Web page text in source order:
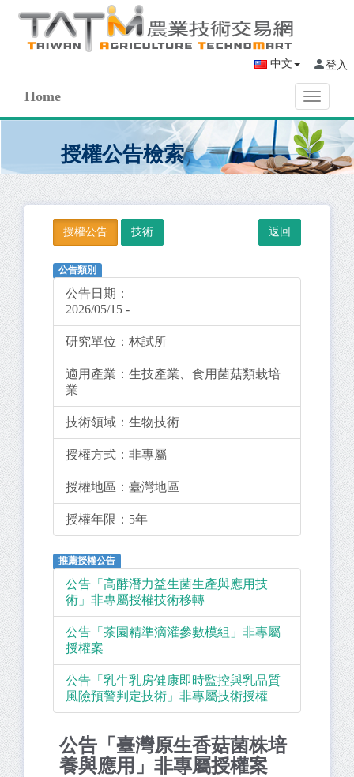
中文 登入
Toggle
Home
授權公告檢索
授權公告 技術
公告類別
公告日期：
2026/05/15 -
研究單位： 林試所
適用產業： 生技產業、食用菌菇類栽培
業
技術領域： 生物技術
授權方式： 非專屬
授權地區： 臺灣地區
授權年限： 5年
推薦授權公告
公告「高酵潛力益生菌生產與應用技
術」非專屬授權技術移轉
公告「茶園精準滴灌參數模組」非專屬
授權案
公告「乳牛乳房健康即時監控與乳品質
風險預警判定技術」非專屬技術授權
公告「臺灣原生香菇菌株培
養與應用」非專屬授權案